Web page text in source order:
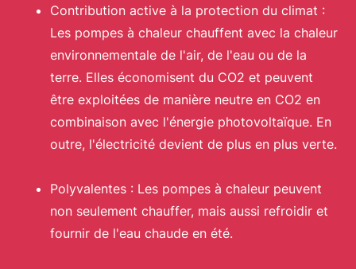
Contribution active à la protection du climat :
Les pompes à chaleur chauffent avec la chaleur
environnementale de l'air, de l'eau ou de la
terre. Elles économisent du CO2 et peuvent
être exploitées de manière neutre en CO2 en
combinaison avec l'énergie photovoltaïque. En
outre, l'électricité devient de plus en plus verte.
Polyvalentes : Les pompes à chaleur peuvent
non seulement chauffer, mais aussi refroidir et
fournir de l'eau chaude en été.